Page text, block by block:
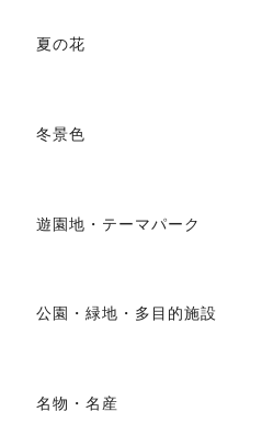
夏の花
冬景色
遊園地・テーマパーク
公園・緑地・多目的施設
名物・名産